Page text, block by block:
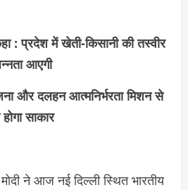
: प्रदेश में खेती-किसानी की तस्वीर
आएगी
और दलहन आत्मनिर्भरता मिशन से
साकार
ने आज नई दिल्ली स्थित भारतीय